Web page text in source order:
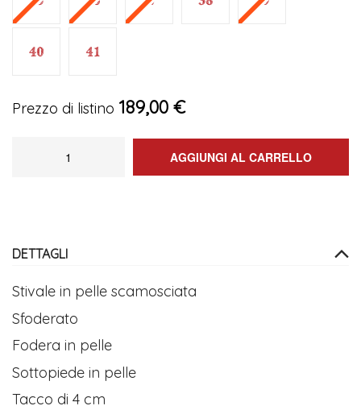
Prezzo di listino 189,00 €
AGGIUNGI AL CARRELLO
DETTAGLI
Stivale in pelle scamosciata
Sfoderato
Fodera in pelle
Sottopiede in pelle
Tacco di 4 cm